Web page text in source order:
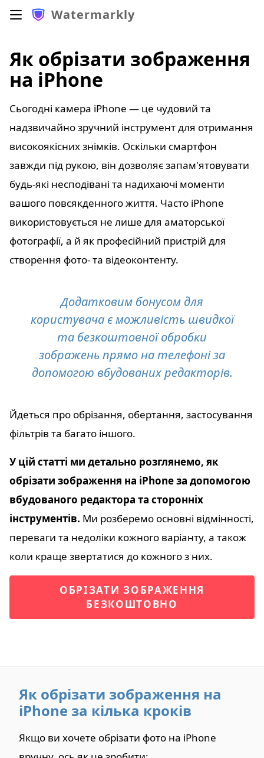
Watermarkly
Як обрізати зображення
на iPhone
Сьогодні камера iPhone — це чудовий та
надзвичайно зручний інструмент для отримання
високоякісних знімків. Оскільки смартфон
завжди під рукою, він дозволяє запам'ятовувати
будь-які несподівані та надихаючі моменти
вашого повсякденного життя. Часто iPhone
використовується не лише для аматорської
фотографії, а й як професійний пристрій для
створення фото- та відеоконтенту.
Додатковим бонусом для
користувача є можливість швидкої
та безкоштовної обробки
зображень прямо на телефоні за
допомогою вбудованих редакторів.
Йдеться про обрізання, обертання, застосування
фільтрів та багато іншого.
У цій статті ми детально розглянемо, як
обрізати зображення на iPhone за допомогою
вбудованого редактора та сторонніх
інструментів. Ми розберемо основні відмінності,
переваги та недоліки кожного варіанту, а також
коли краще звертатися до кожного з них.
ОБРІЗАТИ ЗОБРАЖЕННЯ
БЕЗКОШТОВНО
Як обрізати зображення на
iPhone за кілька кроків
Якщо ви хочете обрізати фото на iPhone